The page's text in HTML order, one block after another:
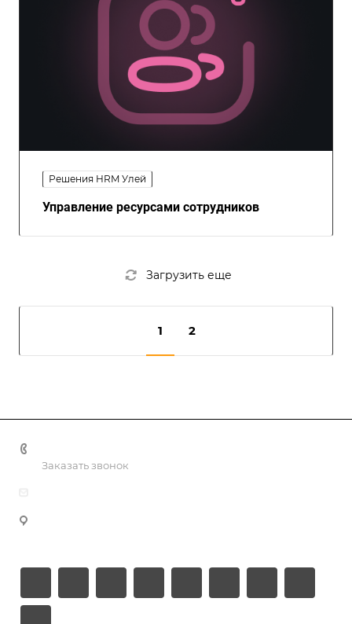
Решения HRM Улей
Управление ресурсами сотрудников
Загрузить еще
1 2
Заказать звонок